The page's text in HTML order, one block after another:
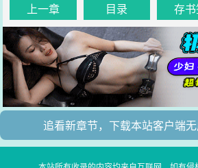
上一章 目录 存
追看新章节，下载本站客户端